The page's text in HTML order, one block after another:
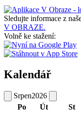
Sledujte informace z
V OBRAZE.
Volně ke stažení:
Kalendář
Srpen2026
Po
Út St